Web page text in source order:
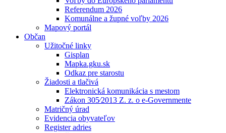
Referendum 2026
Komunálne a župné voľby 2026
Mapový portál
Občan
Užitočné linky
Gisplan
Mapka.gku.sk
Odkaz pre starostu
Žiadosti a tlačivá
Elektronická komunikácia s mestom
Zákon 305⁄2013 Z. z. o e-Governmente
Matričný úrad
Evidencia obyvateľov
Register adries